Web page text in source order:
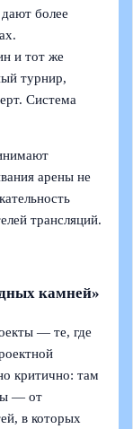
более
и тот же
турнир,
Система
арены не
трансляций.
камней»
— те, где
критично: там
— от
в которых